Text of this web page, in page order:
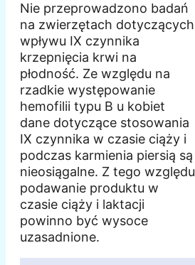
Nie przeprowadzono badań
na zwierzętach dotyczących
wpływu IX czynnika
krzepnięcia krwi na
płodność. Ze względu na
rzadkie występowanie
hemofilii typu B u kobiet
dane dotyczące stosowania
IX czynnika w czasie ciąży i
podczas karmienia piersią są
nieosiągalne. Z tego względu
podawanie produktu w
czasie ciąży i laktacji
powinno być wysoce
uzasadnione.